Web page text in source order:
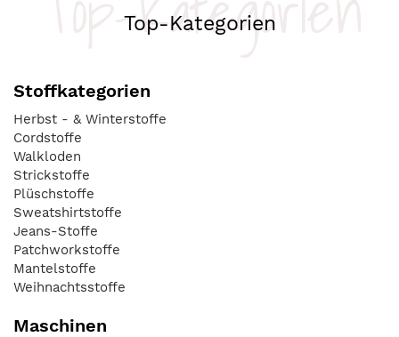
Top-Kategorien
Stoffkategorien
Herbst - & Winterstoffe
Cordstoffe
Walkloden
Strickstoffe
Plüschstoffe
Sweatshirtstoffe
Jeans-Stoffe
Patchworkstoffe
Mantelstoffe
Weihnachtsstoffe
Maschinen